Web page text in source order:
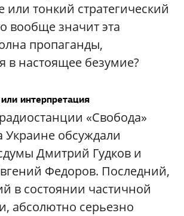
или тонкий стратегический
вообще значит эта
пропаганды,
в настоящее безумие?
интерпретация
«Свобода»
Украине обсуждали
Дмитрий Гудков и
Федоров. Последний,
в состоянии частичной
абсолютно серьезно